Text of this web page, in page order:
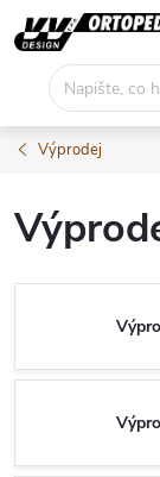
Přejít
na
Výprodej